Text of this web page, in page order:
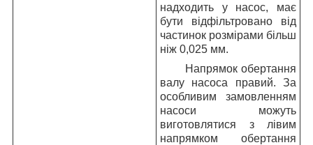
надходить у насос, має
бути відфільтровано від
частинок розмірами більш
ніж 0,025 мм.
Напрямок обертання
валу насоса правий. За
особливим замовленням
насоси можуть
виготовлятися з лівим
напрямком обертання